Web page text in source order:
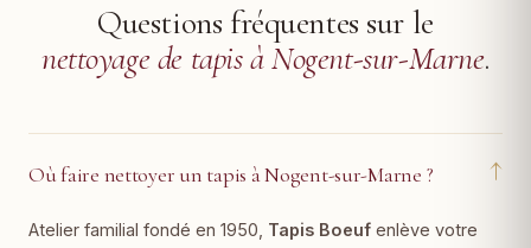
Questions fréquentes sur le
nettoyage de tapis à Nogent-sur-Marne.
Où faire nettoyer un tapis à Nogent-sur-Marne ? ↓
Atelier familial fondé en 1950, Tapis Boeuf enlève votre